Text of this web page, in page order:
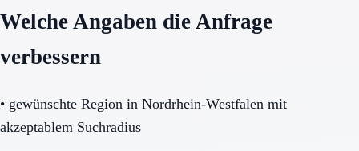
Welche Angaben die Anfrage
verbessern
• gewünschte Region in Nordrhein-Westfalen mit
akzeptablem Suchradius